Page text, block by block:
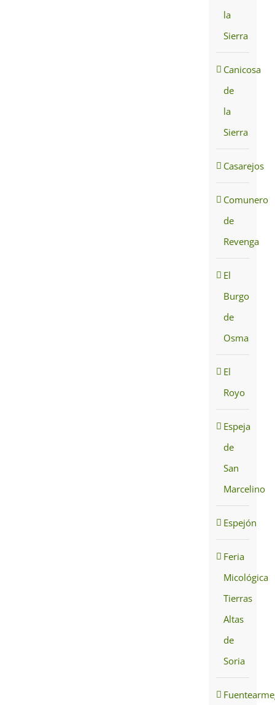
la
Sierra
Canicosa
de
la
Sierra
Casarejos
Comunero
de
Revenga
El
Burgo
de
Osma
El
Royo
Espeja
de
San
Marcelino
Espejón
Feria
Micológica
Tierras
Altas
de
Soria